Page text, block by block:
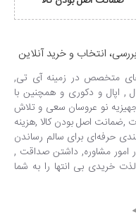
انتخاب و خرید آنلاین
متخصص در زمینه آی تی,
, اپال و دکوری و همچنین با
جهیزیه نو عروسان سعی و تلاش
,ضمانت اصل بودن کالا ,هزینه
حرفه‌ای برای سالم رساندن
مشاوره, داشتن صداقت ,
خریدی بی انتها را به شما